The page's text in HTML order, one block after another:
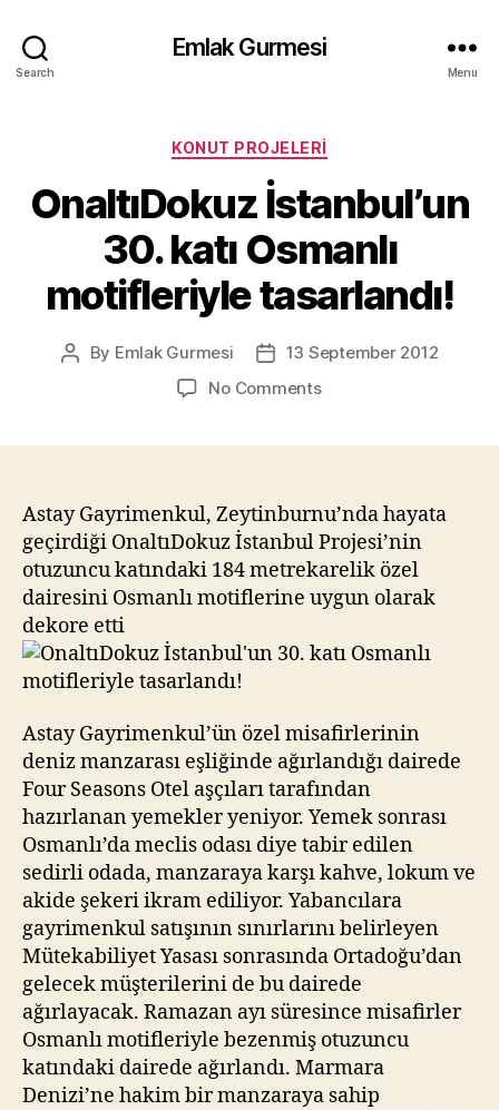
Search
Emlak Gurmesi
Menu
Categories
KONUT PROJELERI
OnaltıDokuz İstanbul’un
30. katı Osmanlı
motifleriyle tasarlandı!
Post
By Emlak Gurmesi
Post13 September 2012
No Commentson
Osmanlı
motifleriyle
tasarlandı!
Astay Gayrimenkul, Zeytinburnu’nda hayata
geçirdiği OnaltıDokuz İstanbul Projesi’nin
otuzuncu katındaki 184 metrekarelik özel
dairesini Osmanlı motiflerine uygun olarak
dekore etti
Astay Gayrimenkul’ün özel misafirlerinin
deniz manzarası eşliğinde ağırlandığı dairede
Four Seasons Otel aşçıları tarafından
hazırlanan yemekler yeniyor. Yemek sonrası
Osmanlı’da meclis odası diye tabir edilen
sedirli odada, manzaraya karşı kahve, lokum ve
akide şekeri ikram ediliyor. Yabancılara
gayrimenkul satışının sınırlarını belirleyen
Mütekabiliyet Yasası sonrasında Ortadoğu’dan
gelecek müşterilerini de bu dairede
ağırlayacak. Ramazan ayı süresince misafirler
Osmanlı motifleriyle bezenmiş otuzuncu
katındaki dairede ağırlandı. Marmara
Denizi’ne hakim bir manzaraya sahip